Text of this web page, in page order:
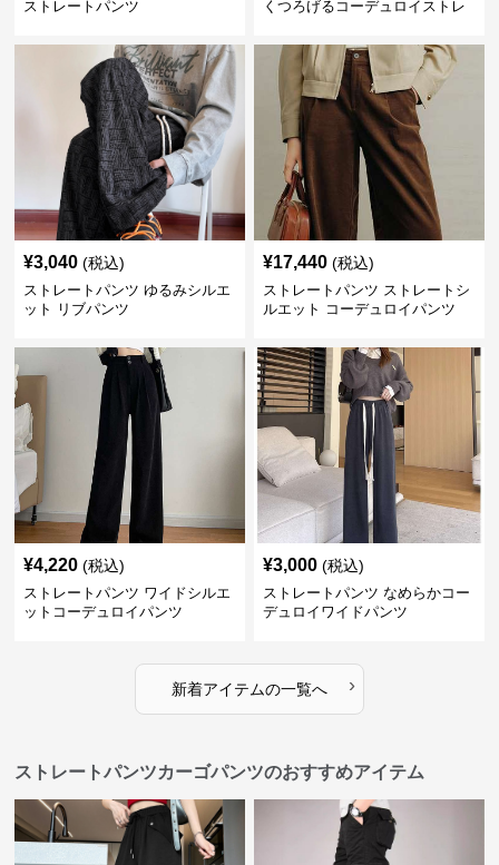
ストレートパンツ
くつろげるコーデュロイストレ
¥3,040 (税込)
ストレートパンツ ゆるみシルエ
ット リブパンツ
¥17,440 (税込)
ストレートパンツ ストレートシ
ルエット コーデュロイパンツ
¥4,220 (税込)
ストレートパンツ ワイドシルエ
ットコーデュロイパンツ
¥3,000 (税込)
ストレートパンツ なめらかコー
デュロイワイドパンツ
新着アイテムの一覧へ ›
ストレートパンツカーゴパンツのおすすめアイテム